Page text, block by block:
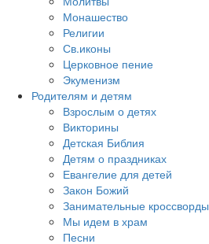
Монашество
Религии
Св.иконы
Церковное пение
Экуменизм
Родителям и детям
Взрослым о детях
Викторины
Детская Библия
Детям о праздниках
Евангелие для детей
Закон Божий
Занимательные кроссворды
Мы идем в храм
Песни